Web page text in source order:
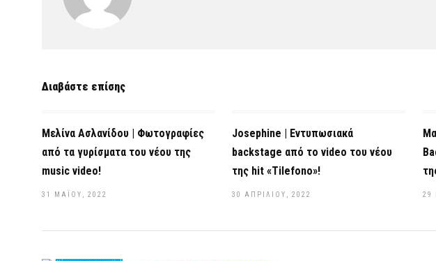
Διαβάστε επίσης
Μελίνα Ασλανίδου | Φωτογραφίες
από τα γυρίσματα του νέου της
music video!
31 ΜΑΪ́ΟΥ, 2022
Josephine | Εντυπωσιακά
backstage από το video του νέου
της hit «Tilefono»!
30 ΑΠΡΙΛΊΟΥ, 2022 29